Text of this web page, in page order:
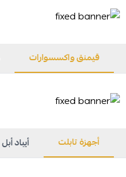
قيمنق واكسسوارات
أجهزة تابلت أيباد أبل